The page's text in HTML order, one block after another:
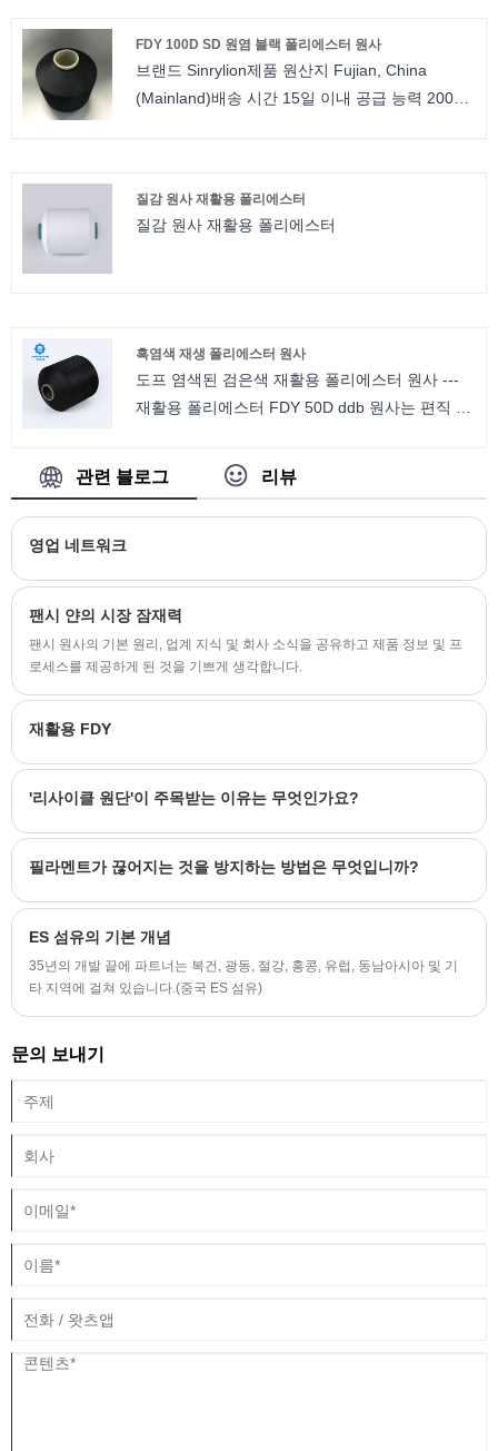
FDY 100D SD 원염 블랙 폴리에스터 원사
브랜드 Sinrylion제품 원산지 Fujian, China
(Mainland)배송 시간 15일 이내 공급 능력 20000
FDY 100D SD 도프 염색 블랙 폴리에스터 원사
질감 원사 재활용 폴리에스터
질감 원사 재활용 폴리에스터
흑염색 재생 폴리에스터 원사
도프 염색된 검은색 재활용 폴리에스터 원사 ---
재활용 폴리에스터 FDY 50D ddb 원사는 편직 및
의 경우 사양이 다릅니다. 예를 들어, 우리는 당신
이 선택할 수있는 반 무딘, 완전 무딘, 밝음 및 삼
엽충 밝음이 있습니다. 트위스트 번호는 0TPM에
관련 블로그 리뷰
영업 네트워크
팬시 얀의 시장 잠재력
팬시 원사의 기본 원리, 업계 지식 및 회사 소식을 공유하고 제품 정보 및 프
로세스를 제공하게 된 것을 기쁘게 생각합니다.
재활용 FDY
'리사이클 원단'이 주목받는 이유는 무엇인가요?
필라멘트가 끊어지는 것을 방지하는 방법은 무엇입니까?
ES 섬유의 기본 개념
35년의 개발 끝에 파트너는 복건, 광동, 절강, 홍콩, 유럽, 동남아시아 및 기
타 지역에 걸쳐 있습니다.(중국 ES 섬유)
문의 보내기